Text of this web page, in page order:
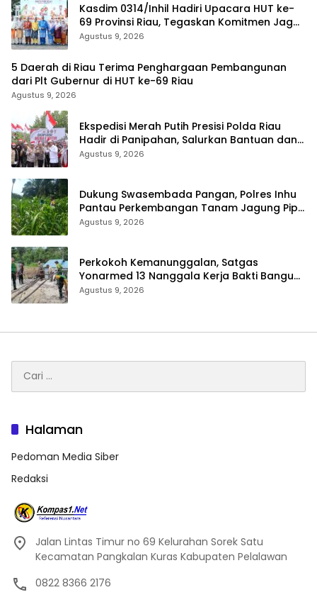
Kasdim 0314/Inhil Hadiri Upacara HUT ke-
69 Provinsi Riau, Tegaskan Komitmen Jaga
Persatuan dan Pembangunan
Agustus 9, 2026
5 Daerah di Riau Terima Penghargaan Pembangunan
dari Plt Gubernur di HUT ke-69 Riau
Agustus 9, 2026
Ekspedisi Merah Putih Presisi Polda Riau
Hadir di Panipahan, Salurkan Bantuan dan
Layanan Kesehatan
Agustus 9, 2026
Dukung Swasembada Pangan, Polres Inhu
Pantau Perkembangan Tanam Jagung Pipil
Agustus 9, 2026
Perkokoh Kemanunggalan, Satgas
Yonarmed 13 Nanggala Kerja Bakti Bangun
Masjid Al-Hikmah di Kapuas Hulu
Agustus 9, 2026
untuk:
Halaman
Pedoman Media Siber
Redaksi
Jalan Lintas Timur no 69 Kelurahan Sorek Satu
Kecamatan Pangkalan Kuras Kabupaten Pelalawan
0822 8366 2176